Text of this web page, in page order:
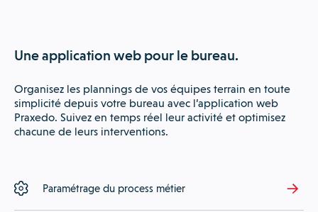
Une application web pour le bureau.
Organisez les plannings de vos équipes terrain en toute
simplicité depuis votre bureau avec l’application web
Praxedo. Suivez en temps réel leur activité et optimisez
chacune de leurs interventions.
Paramétrage du process métier